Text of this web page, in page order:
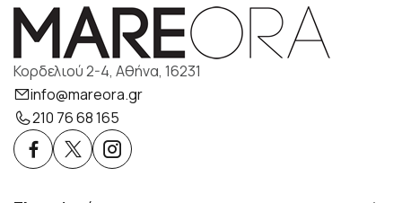
Κορδελιού 2-4, Αθήνα, 16231
info@mareora.gr
210 76 68 165